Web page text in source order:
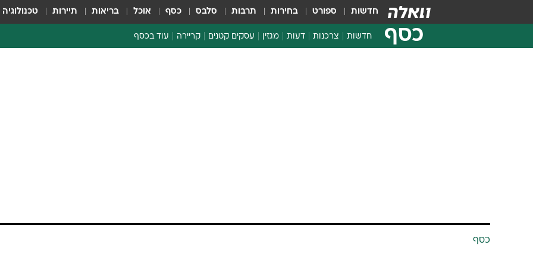
חדשות ספורט בחירות תרבות סלבס כסף אוכל בריאות תיירות טכנולוגיה
כסף חדשות צרכנות דעות מגזין עסקים קטנים קריירה עוד בכסף
כסף